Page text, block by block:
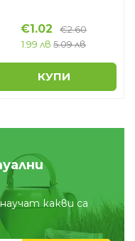
€1.02 €2.60
1.99 лв 5.09 лв
КУПИ
какви са